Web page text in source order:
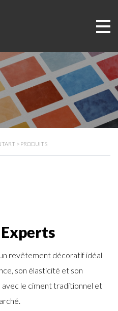
> PRODUITS
revêtement décoratif idéal
son élasticité et son
le ciment traditionnel et